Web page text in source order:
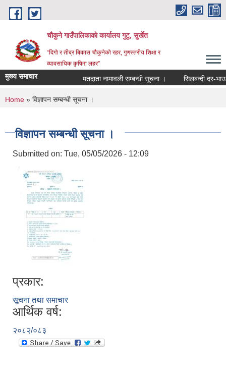
Skip to main content
चौकुने गाउँपालिकाकाे कार्यालय गुटु, सुर्खेत
“दिगो र तीब्र बिकास चौकुनेको रहर, गुणस्तरीय शिक्षा र
व्यावसायिक कृषिमा लहर”
मुख्य समाचार मतदाता नामावली सम्बन्धी सूचना । सिलबन्दी दर-भाउ
You are here
Home » विज्ञापन सम्बन्धी सूचना ।
विज्ञापन सम्बन्धी सूचना ।
Submitted on: Tue, 05/05/2026 - 12:09
प्रकार:
सूचना तथा समाचार
आर्थिक वर्ष:
२०८२/०८३